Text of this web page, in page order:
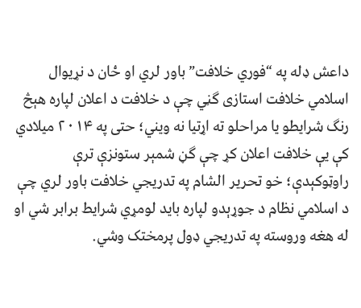
داعش ډله په “فوري خلافت” باور لري او ځان د نړیوال
اسلامي خلافت استازی ګڼي چې د خلافت د اعلان لپاره هېڅ
رنګ شرایطو یا مراحلو ته اړتيا نه ويني؛ حتى په ۲۰۱۴ ميلادي
کې یې خلافت اعلان کړ چې ګڼ شمېر ستونزې ترې
راوټوکېدې؛ خو تحرير الشام په تدریجي خلافت باور لري چې
د اسلامي نظام د جوړېدو لپاره باید لومړي شرایط برابر شي او
له هغه وروسته په تدريجي ډول پرمختک وشي.